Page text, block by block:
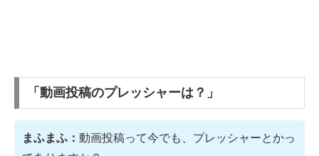
「動画投稿のプレッシャーは？」
まふまふ： 動画投稿って今でも、プレッシャーとかっ